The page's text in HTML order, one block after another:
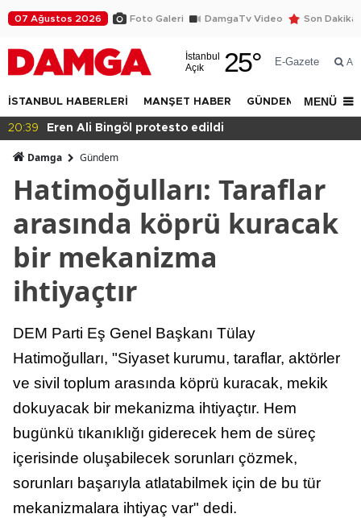
07 Ağustos 2026 Foto Galeri DamgaTv Video Son Dakika
İstanbul
Açık
25° E-Gazete Ara
İSTANBUL HABERLERİ MANŞET HABER GÜNDEM DÜNYA
MENÜ
20:36 Eğitimde haksızlık!
Damga Gündem
Hatimoğulları: Taraflar
arasında köprü kuracak
bir mekanizma
ihtiyaçtır
DEM Parti Eş Genel Başkanı Tülay
Hatimoğulları, "Siyaset kurumu, taraflar, aktörler
ve sivil toplum arasında köprü kuracak, mekik
dokuyacak bir mekanizma ihtiyaçtır. Hem
bugünkü tıkanıklığı giderecek hem de süreç
içerisinde oluşabilecek sorunları çözmek,
sorunları başarıyla atlatabilmek için de bu tür
mekanizmalara ihtiyaç var" dedi.